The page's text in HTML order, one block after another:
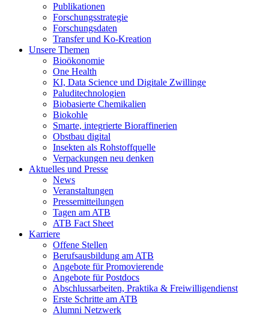
Publikationen
Forschungsstrategie
Forschungsdaten
Transfer und Ko-Kreation
Unsere Themen
Bioökonomie
One Health
KI, Data Science und Digitale Zwillinge
Paluditechnologien
Biobasierte Chemikalien
Biokohle
Smarte, integrierte Bioraffinerien
Obstbau digital
Insekten als Rohstoffquelle
Verpackungen neu denken
Aktuelles und Presse
News
Veranstaltungen
Pressemitteilungen
Tagen am ATB
ATB Fact Sheet
Karriere
Offene Stellen
Berufsausbildung am ATB
Angebote für Promovierende
Angebote für Postdocs
Abschlussarbeiten, Praktika & Freiwilligendienst
Erste Schritte am ATB
Alumni Netzwerk